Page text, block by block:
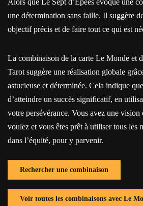
Alors que Le Sept d’Épées évoque une
une détermination sans faille. Il suggère
objectif précis et de faire tout ce qui est
La combinaison de la carte Le Monde et
Tarot suggère une réalisation globale
astucieuse et déterminée. Cela indique
d’atteindre un succès significatif, en
votre persévérance. Vous avez une vision
voulez et vous êtes prêt à utiliser tous les
dans l’équité, pour y parvenir.
Rechercher une combinaison
Voir toutes les combinaisons avec Le